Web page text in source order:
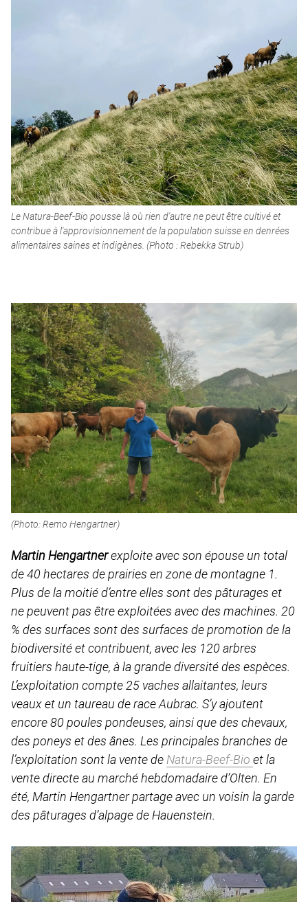
Le Natura-Beef-Bio pousse là où rien d'autre ne peut être cultivé et
contribue à l'approvisionnement de la population suisse en denrées
alimentaires saines et indigènes. (Photo : Rebekka Strub)
(Photo: Remo Hengartner)
Martin Hengartnerexploite avec son épouse un total
de 40 hectares de prairies en zone de montagne 1.
Plus de la moitié d’entre elles sont des pâturages et
ne peuvent pas être exploitées avec des machines. 20
% des surfaces sont des surfaces de promotion de la
biodiversité et contribuent, avec les 120 arbres
fruitiers haute-tige, à la grande diversité des espèces.
L’exploitation compte 25 vaches allaitantes, leurs
veaux et un taureau de race Aubrac. S’y ajoutent
encore 80 poules pondeuses, ainsi que des chevaux,
des poneys et des ânes. Les principales branches de
l’exploitation sont la vente de Natura-Beef-Bio et la
vente directe au marché hebdomadaire d’Olten. En
été, Martin Hengartner partage avec un voisin la garde
des pâturages d’alpage de Hauenstein.